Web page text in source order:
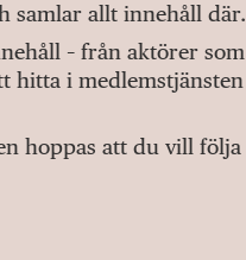
samlar allt innehåll där.
– från aktörer som
hitta i medlemstjänsten
hoppas att du vill följa